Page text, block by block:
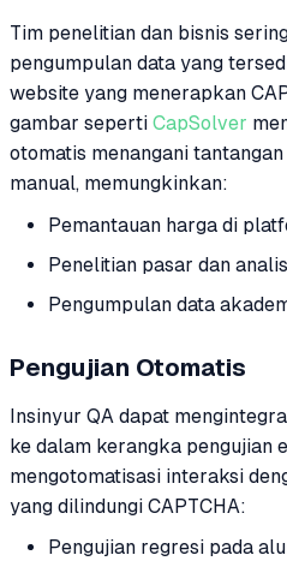
Tim penelitian dan bisnis
pengumpulan data yang
website yang menerapkan
gambar seperti CapSolver
otomatis menangani
manual, memungkinkan:
Pemantauan harga di
Penelitian pasar dan
Pengumpulan data
Pengujian Otomatis
Insinyur QA dapat
ke dalam kerangka pengujian
mengotomatisasi interaksi
yang dilindungi CAPTCHA:
Pengujian regresi pada